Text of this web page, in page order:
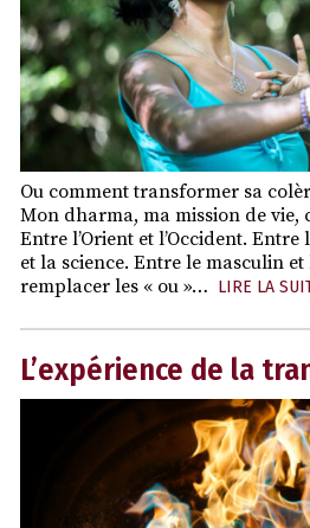
Ou comment transformer sa
Mon dharma, ma mission de vie,
Entre l’Orient et l’Occident. Entre
et la science. Entre le masculin
remplacer les « ou »… LIRE LA
L’expérience de la